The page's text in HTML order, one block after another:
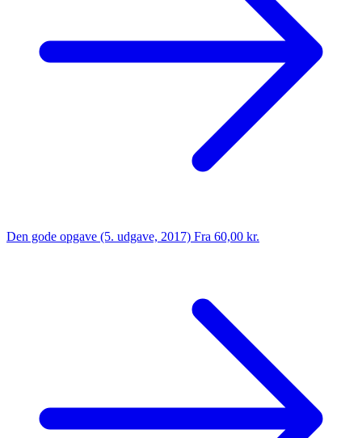
Den gode opgave (5. udgave, 2017) Fra 60,00 kr.